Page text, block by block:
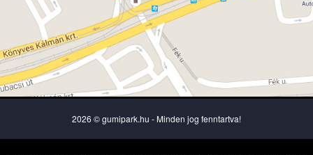
2026 © gumipark.hu - Minden jog fenntartva!